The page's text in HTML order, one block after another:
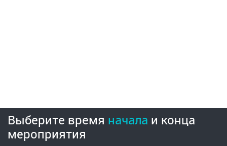
Выберите время начала и конца
мероприятия